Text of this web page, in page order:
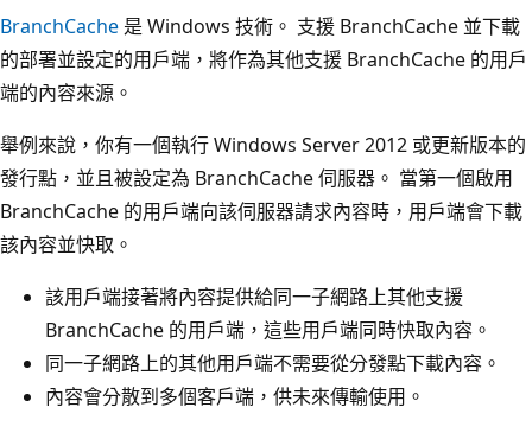
BranchCache 是 Windows 技術。 支援 BranchCache 並下載
的部署並設定的用戶端，將作為其他支援 BranchCache 的用戶
端的內容來源。
舉例來說，你有一個執行 Windows Server 2012 或更新版本的
發行點，並且被設定為 BranchCache 伺服器。 當第一個啟用
BranchCache 的用戶端向該伺服器請求內容時，用戶端會下載
該內容並快取。
該用戶端接著將內容提供給同一子網路上其他支援
BranchCache 的用戶端，這些用戶端同時快取內容。
同一子網路上的其他用戶端不需要從分發點下載內容。
內容會分散到多個客戶端，供未來傳輸使用。